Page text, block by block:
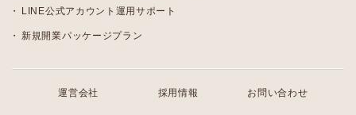
LINE公式アカウント運用サポート
新規開業パッケージプラン
運営会社 採用情報 お問い合わせ